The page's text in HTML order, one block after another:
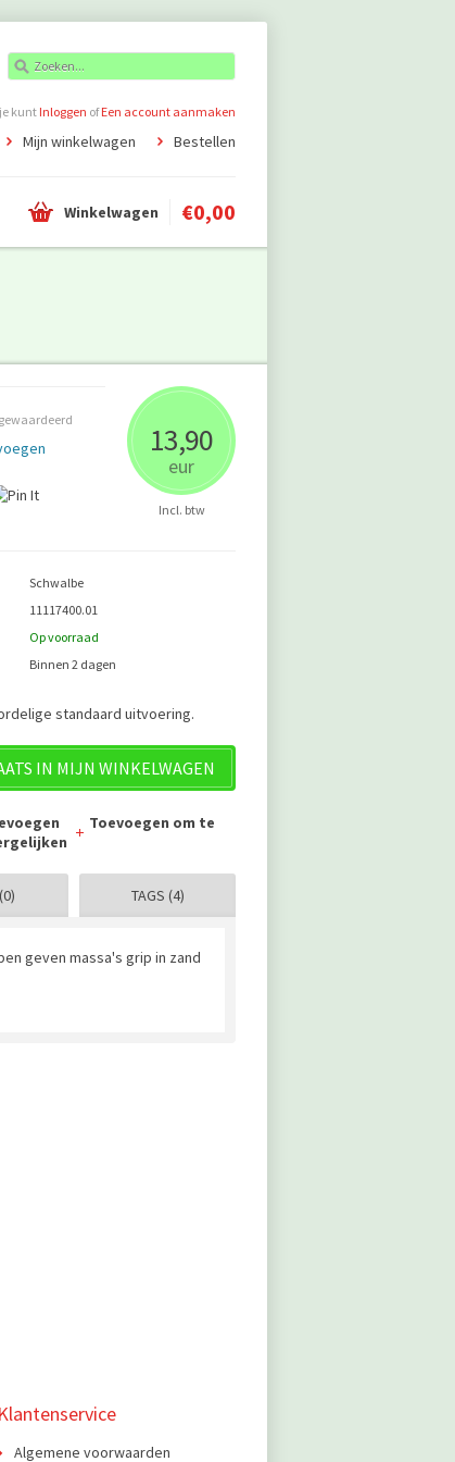
kuntInloggen ofEen account aanmaken
Mijn winkelwagen Bestellen
Winkelwagen €0,00
13,90
eur
Incl. btw
Schwalbe
11117400.01
Op voorraad
Binnen 2 dagen
standaard uitvoering.
IN MIJN WINKELWAGEN
Toevoegen om te
TAGS (4)
geven massa's grip in zand
Klantenservice
Algemene voorwaarden